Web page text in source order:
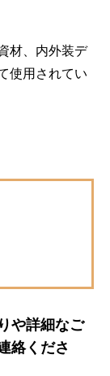
材、内外装デ
使用されてい
や詳細なご
絡くださ